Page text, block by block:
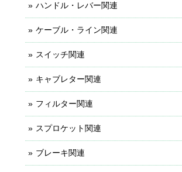
ハンドル・レバー関連
ケーブル・ライン関連
スイッチ関連
キャブレター関連
フィルター関連
スプロケット関連
ブレーキ関連